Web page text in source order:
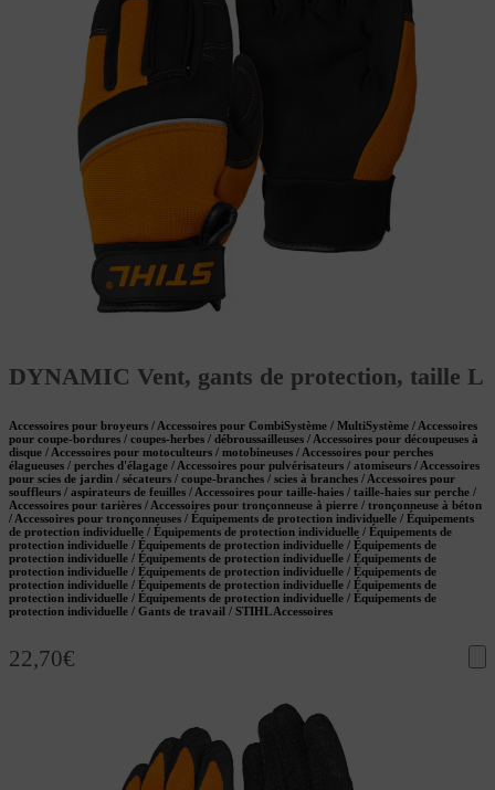
DYNAMIC Vent, gants de protection, taille L
Accessoires pour broyeurs / Accessoires pour CombiSystème / MultiSystème / Accessoires
pour coupe-bordures / coupes-herbes / débroussailleuses / Accessoires pour découpeuses à
disque / Accessoires pour motoculteurs / motobineuses / Accessoires pour perches
élagueuses / perches d'élagage / Accessoires pour pulvérisateurs / atomiseurs / Accessoires
pour scies de jardin / sécateurs / coupe-branches / scies à branches / Accessoires pour
souffleurs / aspirateurs de feuilles / Accessoires pour taille-haies / taille-haies sur perche /
Accessoires pour tarières / Accessoires pour tronçonneuse à pierre / tronçonneuse à béton
/ Accessoires pour tronçonneuses / Équipements de protection individuelle / Équipements
de protection individuelle / Équipements de protection individuelle / Équipements de
protection individuelle / Équipements de protection individuelle / Équipements de
protection individuelle / Équipements de protection individuelle / Équipements de
protection individuelle / Équipements de protection individuelle / Équipements de
protection individuelle / Équipements de protection individuelle / Équipements de
protection individuelle / Équipements de protection individuelle / Équipements de
protection individuelle / Gants de travail / STIHL Accessoires
22,70€